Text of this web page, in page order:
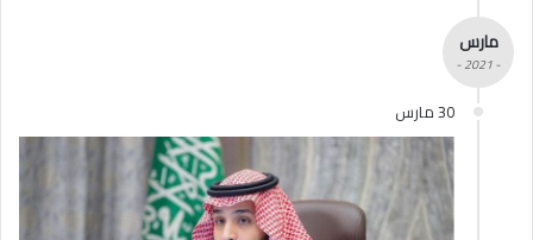
مارس
- 2021 -
30 مارس